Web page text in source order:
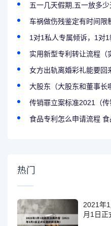
五一几天假期,五一放多
车祸做伤残鉴定有时间限
1对1私人专属倾诉，1对
实用新型专利转让流程（
女方出轨离婚彩礼能要回
大股东（大股东和董事长
传销罪立案标准2021（传
食品专利怎么申请流程
热门
2021年
月1日正